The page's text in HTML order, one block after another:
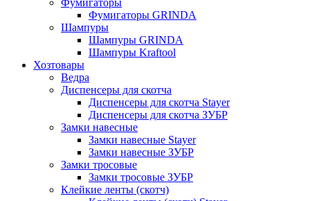
Фумигаторы
Фумигаторы GRINDA
Шампуры
Шампуры GRINDA
Шампуры Kraftool
Хозтовары
Ведра
Диспенсеры для скотча
Диспенсеры для скотча Stayer
Диспенсеры для скотча ЗУБР
Замки навесные
Замки навесные Stayer
Замки навесные ЗУБР
Замки тросовые
Замки тросовые ЗУБР
Клейкие ленты (скотч)